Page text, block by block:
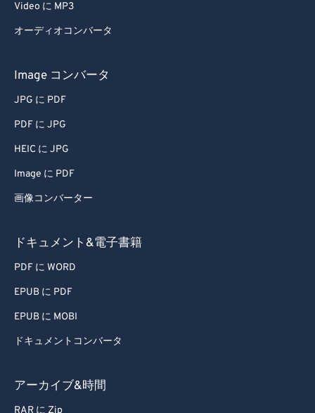
Video に MP3
オーディオコンバータ
Image コンバータ
JPG に PDF
PDF に JPG
HEIC に JPG
Image に PDF
画像コンバーター
ドキュメント&電子書籍
PDF に WORD
EPUB に PDF
EPUB に MOBI
ドキュメントコンバータ
アーカイブ&時間
RAR に Zip